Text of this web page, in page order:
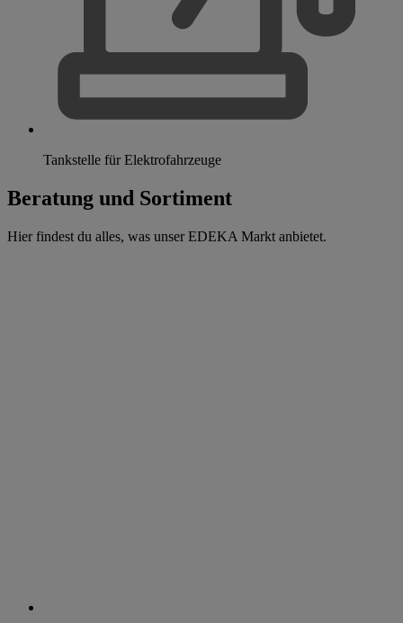
Tankstelle für Elektrofahrzeuge
Beratung und Sortiment
Hier findest du alles, was unser EDEKA Markt anbietet.